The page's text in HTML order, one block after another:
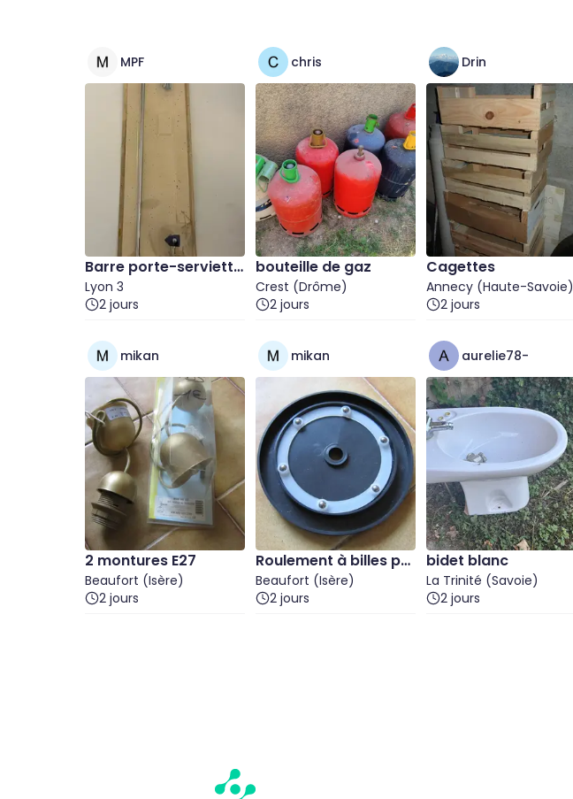
MPF
Barre porte-serviette
s neuve dans son em
ballage d'origine, ave
Lyon 3
2 jours
chris
bouteille de gaz
Crest (Drôme)
2 jours
Drin
Cagettes
Annecy (Haute-Savoie)
2 jours
mikan
2 montures E27
Beaufort (Isère)
2 jours
mikan
Roulement à billes po
ur plateau tournant
Beaufort (Isère)
2 jours
aurelie78-
bidet blanc
La Trinité (Savoie)
2 jours